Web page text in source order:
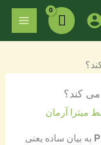
میترا آرمان
به بیان ساده یعنی